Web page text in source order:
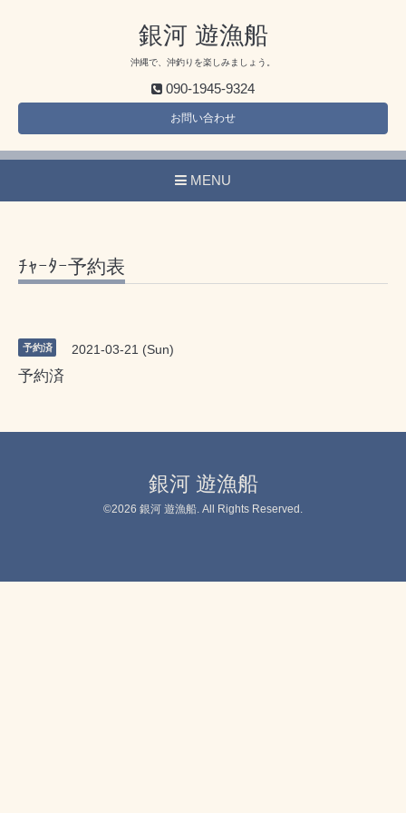
銀河 遊漁船
沖縄で、沖釣りを楽しみましょう。
090-1945-9324
お問い合わせ
MENU
ﾁｬｰﾀｰ予約表
予約済 2021-03-21 (Sun)
予約済
銀河 遊漁船
©2026 銀河 遊漁船 . All Rights Reserved.